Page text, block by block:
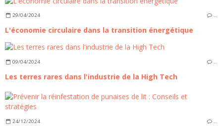
29/04/2024 …
L'économie circulaire dans la transition énergétique
09/04/2024 …
Les terres rares dans l'industrie de la High Tech
24/12/2024 …